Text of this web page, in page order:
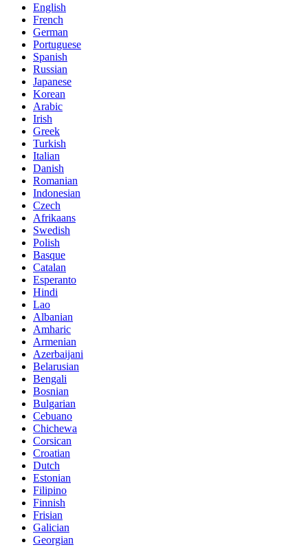
English
French
German
Portuguese
Spanish
Russian
Japanese
Korean
Arabic
Irish
Greek
Turkish
Italian
Danish
Romanian
Indonesian
Czech
Afrikaans
Swedish
Polish
Basque
Catalan
Esperanto
Hindi
Lao
Albanian
Amharic
Armenian
Azerbaijani
Belarusian
Bengali
Bosnian
Bulgarian
Cebuano
Chichewa
Corsican
Croatian
Dutch
Estonian
Filipino
Finnish
Frisian
Galician
Georgian